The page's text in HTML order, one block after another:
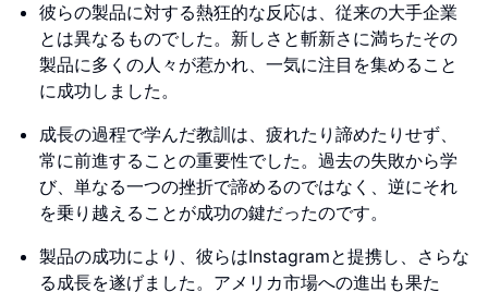
彼らの製品に対する熱狂的な反応は、従来の大手企業
とは異なるものでした。新しさと斬新さに満ちたその
製品に多くの人々が惹かれ、一気に注目を集めること
に成功しました。
成長の過程で学んだ教訓は、疲れたり諦めたりせず、
常に前進することの重要性でした。過去の失敗から学
び、単なる一つの挫折で諦めるのではなく、逆にそれ
を乗り越えることが成功の鍵だったのです。
製品の成功により、彼らはInstagramと提携し、さらな
る成長を遂げました。アメリカ市場への進出も果た